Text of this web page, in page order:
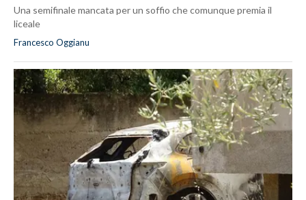
Una semifinale mancata per un soffio che comunque premia il
liceale
Francesco Oggianu